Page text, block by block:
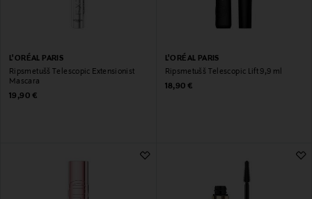
L'ORÉAL PARIS
Ripsmetušš Telescopic Extensionist
Mascara
Original Price
19,90 €
L'ORÉAL PARIS
Ripsmetušš Telescopic Lift 9,9 ml
Original Price
18,90 €